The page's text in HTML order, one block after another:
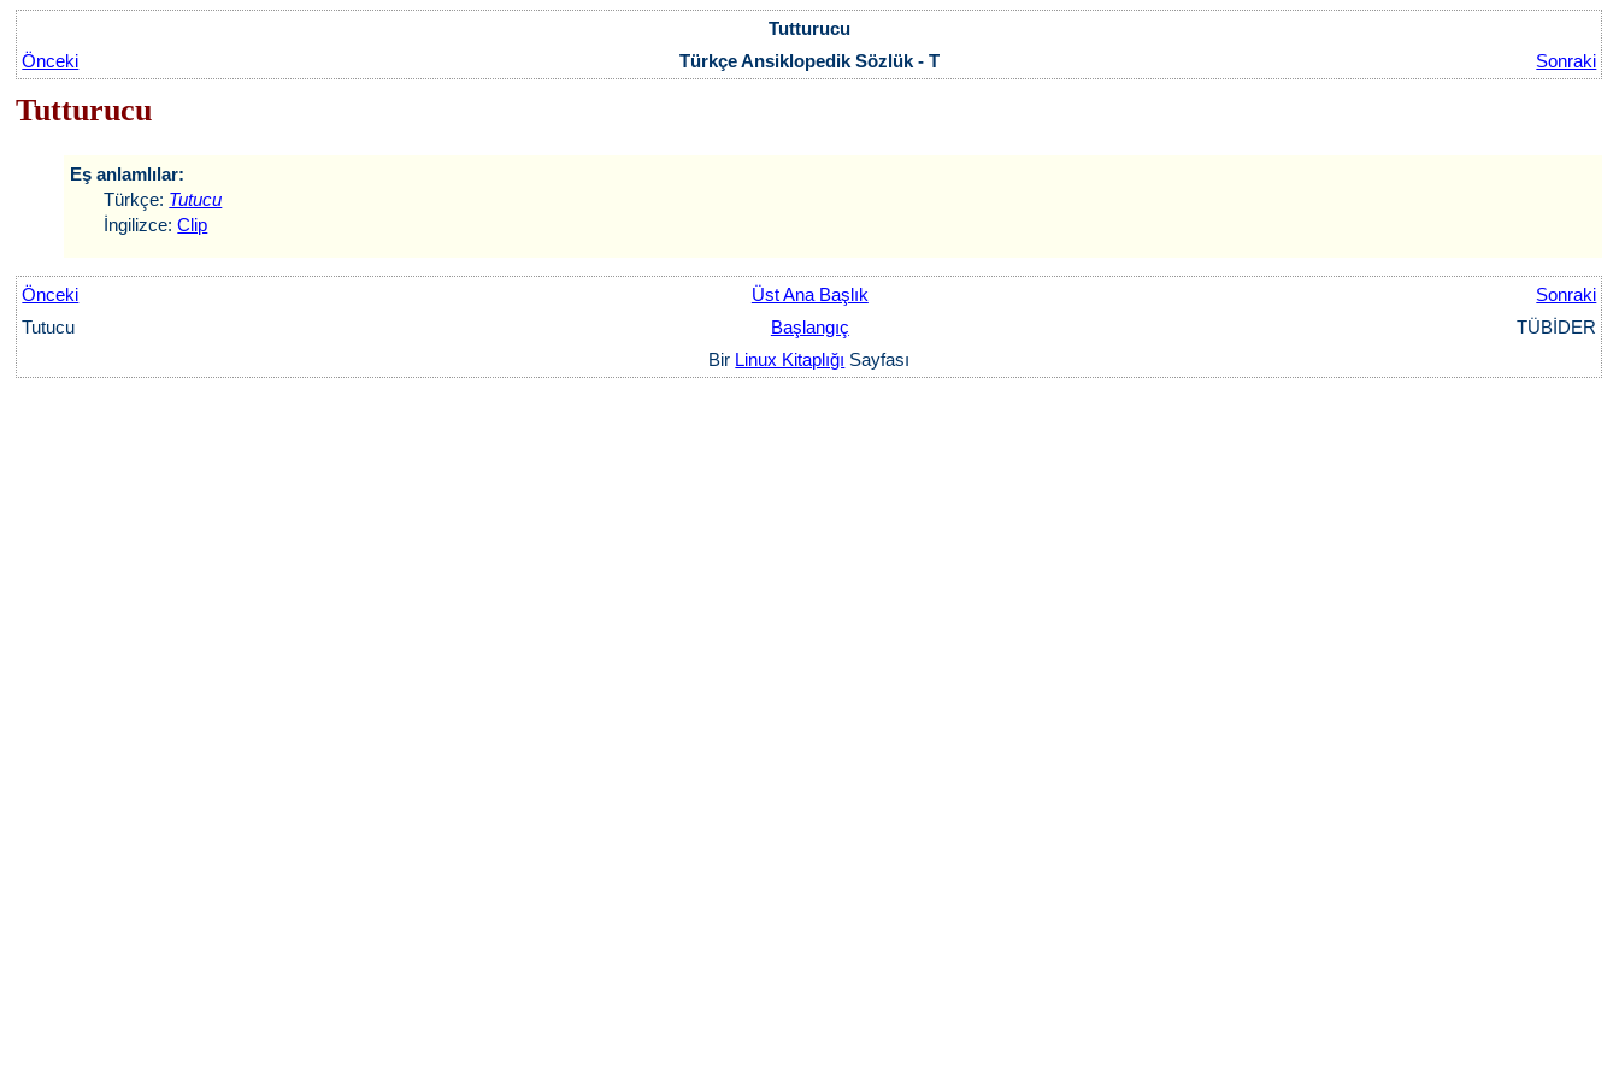
Tutturucu
Önceki
Türkçe Ansiklopedik Sözlük - T Sonraki
Tutturucu
Eş anlamlılar:
Türkçe: Tutucu
İngilizce:Clip
Önceki Üst Ana Başlık
Sonraki
Tutucu
Başlangıç
TÜBİDER
Bir Linux Kitaplığı Sayfası